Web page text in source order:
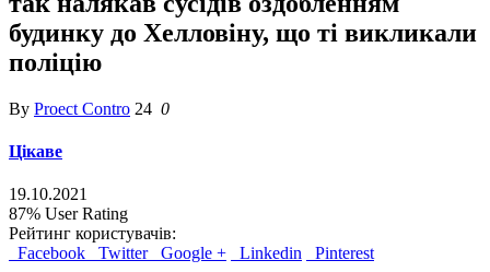
будинку до Хелловіну, що ті викликали
поліцію
By Proect Contro 24 0
Цікаве
19.10.2021
87% User Rating
Рейтинг користувачів:
Facebook
Twitter Google + Linkedin Pinterest